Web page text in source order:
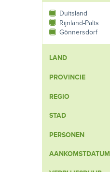
Duitsland
Rijnland-Palts
Gönnersdorf
LAND
PROVINCIE
REGIO
STAD
PERSONEN
AANKOMSTDATUM